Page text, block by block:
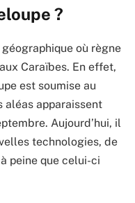
?
où règne
aux Caraïbes. En effet,
est soumise au
aléas apparaissent
Aujourd’hui, il
technologies, de
à peine que celui-ci